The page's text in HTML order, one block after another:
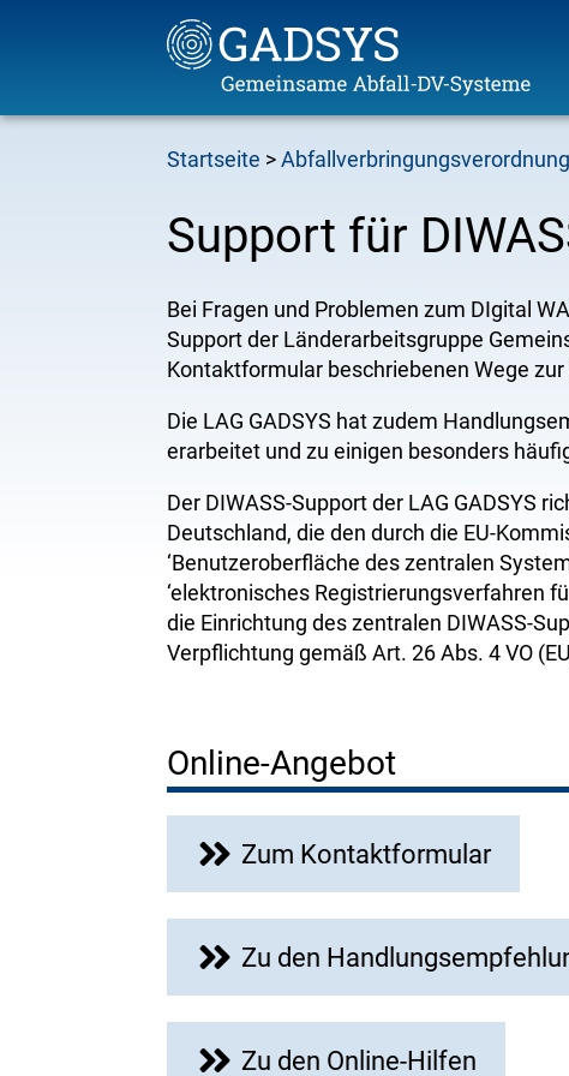
Direkt
Startseite Abfallverbringungsverordnung
Support für
Bei Fragen und Problemen zum DIgital
Support der Länderarbeitsgruppe
Kontaktformular beschriebenen Wege
Die LAG GADSYS hat zudem
erarbeitet und zu einigen besonders
Der DIWASS-Support der LAG GADSYS
Deutschland, die den durch die EU-
‘Benutzeroberfläche des zentralen
‘elektronisches Registrierungsverfahren
die Einrichtung des zentralen DIWASS-
Verpflichtung gemäß Art. 26 Abs. 4 VO
Online-Angebot
Zum Kontaktformular
Zu den
Zu den Online-Hilfen